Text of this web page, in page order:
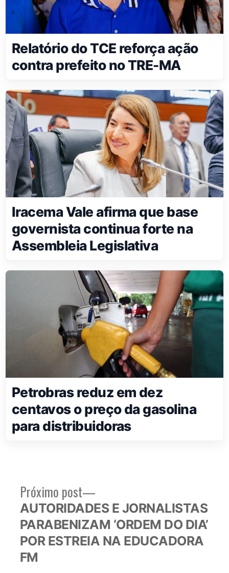
Relatório do TCE reforça ação
contra prefeito no TRE-MA
Iracema Vale afirma que base
governista continua forte na
Assembleia Legislativa
Petrobras reduz em dez
centavos o preço da gasolina
para distribuidoras
Navegação
de
Post
Próximo post
Próximo
post:
AUTORIDADES E JORNALISTAS
PARABENIZAM ‘ORDEM DO DIA’
POR ESTREIA NA EDUCADORA
FM